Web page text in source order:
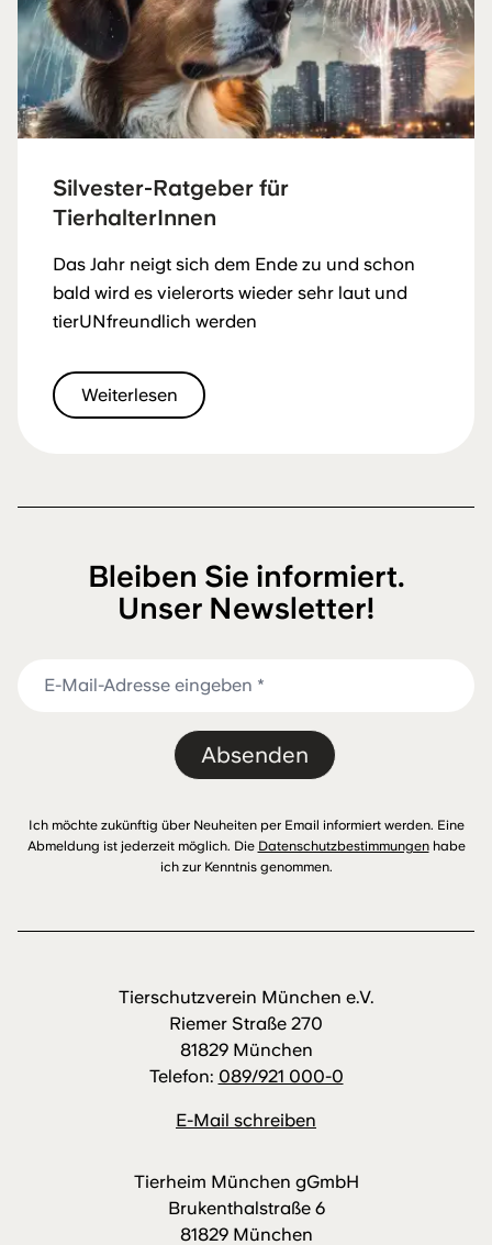
Silvester-Ratgeber für
TierhalterInnen
Das Jahr neigt sich dem Ende zu und schon
bald wird es vielerorts wieder sehr laut und
tierUNfreundlich werden
Weiterlesen
Tierschutzverein München e.V.
Riemer Straße 270
81829 München
Telefon: 089/921 000-0
E-Mail schreiben
Tierheim München gGmbH
Brukenthalstraße 6
81829 München
Bleiben Sie informiert.
Unser Newsletter!
Absenden
Ich möchte zukünftig über Neuheiten per Email informiert werden. Eine
Abmeldung ist jederzeit möglich. Die Datenschutzbestimmungenhabe
ich zur Kenntnis genommen.